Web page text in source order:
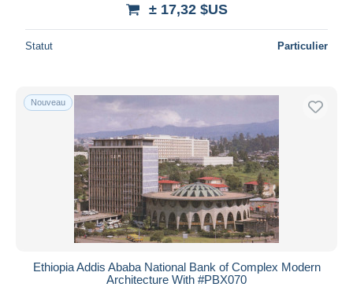
± 17,32 $US
Statut Particulier
Nouveau
Ethiopia Addis Ababa National Bank of Complex Modern
Architecture With #PBX070